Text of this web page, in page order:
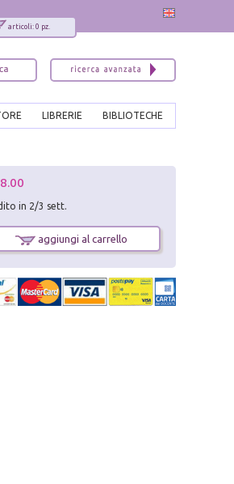
articoli: 0 pz.
BIBLIOTECHE
LIBRERIE
in 2/3 sett.
aggiungi al carrello
x
libri?
nostre novità, potrai
quando desideri.